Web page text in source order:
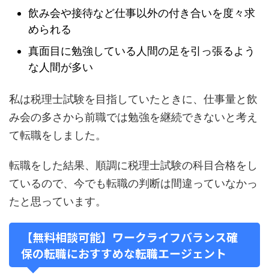
飲み会や接待など仕事以外の付き合いを度々求
められる
真面目に勉強している人間の足を引っ張るよう
な人間が多い
私は税理士試験を目指していたときに、仕事量と飲
み会の多さから前職では勉強を継続できないと考え
て転職をしました。
転職をした結果、順調に税理士試験の科目合格をし
ているので、今でも転職の判断は間違っていなかっ
たと思っています。
【無料相談可能】ワークライフバランス確
保の転職におすすめな転職エージェント